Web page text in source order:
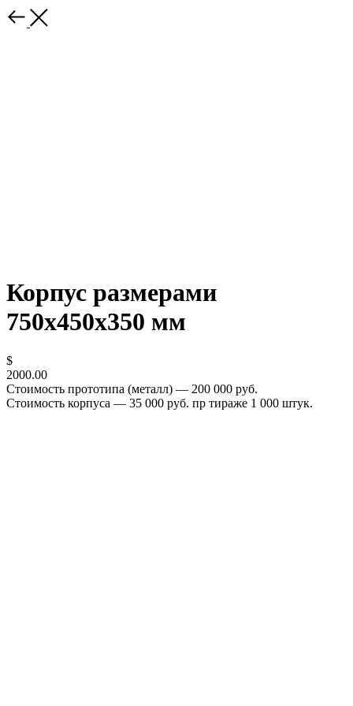
Корпус размерами
750х450х350 мм
$
2000.00
Стоимость прототипа (металл) — 200 000 руб.
Стоимость корпуса — 35 000 руб. пр тираже 1 000 штук.